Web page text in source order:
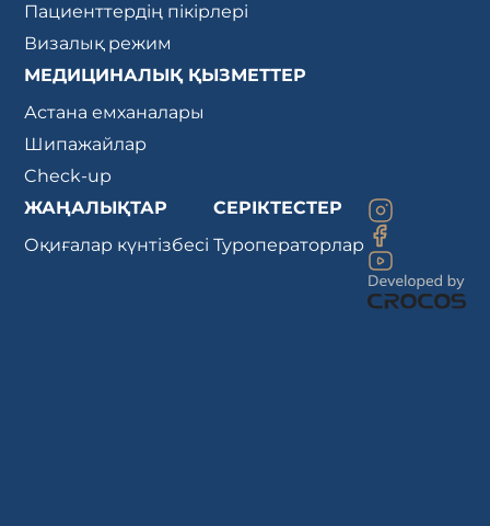
Пациенттердің пікірлері
Визалық режим
МЕДИЦИНАЛЫҚ ҚЫЗМЕТТЕР
Астана емханалары
Шипажайлар
Check-up
ЖАҢАЛЫҚТАР
Оқиғалар күнтізбесі
СЕРІКТЕСТЕР
Туроператорлар